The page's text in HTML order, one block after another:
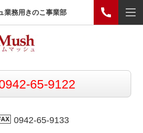
業務用きのこ事業部
65-9122
0942-65-9133